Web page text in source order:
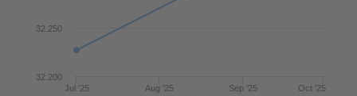
Jul '25 Aug '25 Sep '25 Oct '25
32.200
32.250